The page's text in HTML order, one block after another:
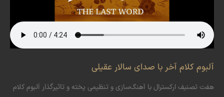
آلبوم کلام آخر با صدای سالار عقیلی
هفت تصنیف ارکسترال با آهنگ‌سازی و تنظیمی پخته و تاثیرگذار آلبوم کلام